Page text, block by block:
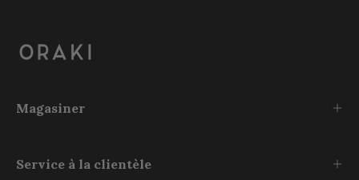
Magasiner
Service à la clientèle